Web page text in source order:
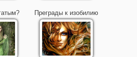
Преграды к изобилию